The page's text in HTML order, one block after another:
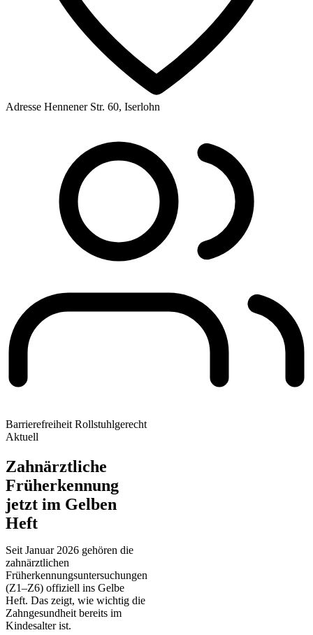
Adresse Hennener Str. 60, Iserlohn
Barrierefreiheit Rollstuhlgerecht
Aktuell
Zahnärztliche
Früherkennung
jetzt im Gelben
Heft
Seit Januar 2026 gehören die
zahnärztlichen
Früherkennungsuntersuchungen
(Z1–Z6) offiziell ins Gelbe
Heft. Das zeigt, wie wichtig die
Zahngesundheit bereits im
Kindesalter ist.